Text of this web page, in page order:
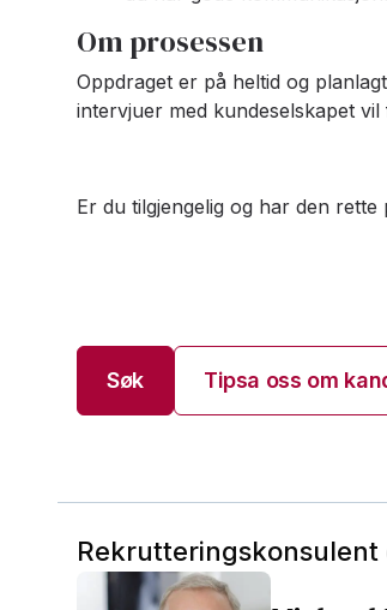
Om prosessen
Oppdraget er på heltid og
intervjuer med kundeselskapet vil
Er du tilgjengelig og har den
Søk Tipsa oss om